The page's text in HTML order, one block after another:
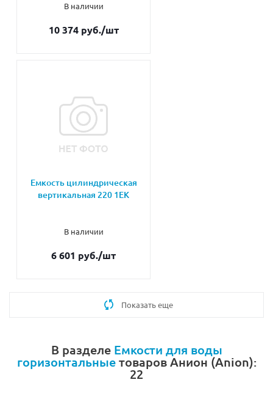
В наличии
10 374 руб./шт
Емкость цилиндрическая
вертикальная 220 1ЕК
В наличии
6 601 руб./шт
Показать еще
В разделе Емкости для воды
горизонтальныетоваров Анион (Anion):
22